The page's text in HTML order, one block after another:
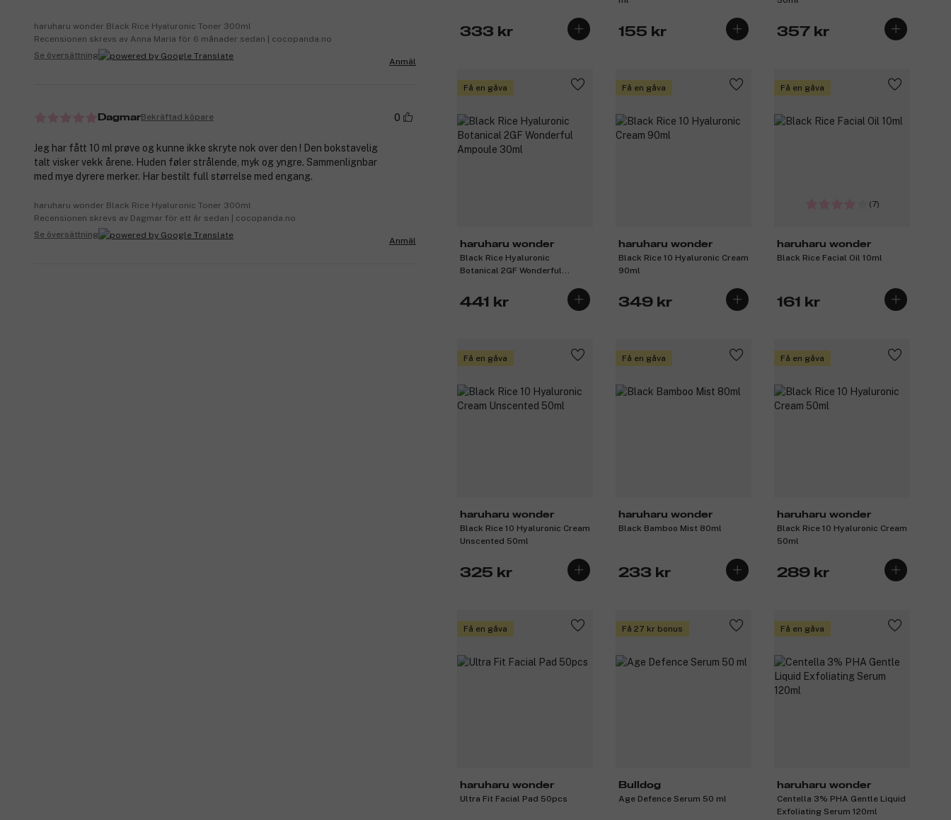
333 kr 155 kr 357 kr
Få en gåva
haruharu wonder
Black Rice Hyaluronic
Botanical 2GF Wonderful
441 kr
Få en gåva
haruharu wonder
Black Rice 10 Hyaluronic Cream
90ml
349 kr
Få en gåva
(7)
haruharu wonder
Black Rice Facial Oil 10ml
161 kr
Få en gåva
haruharu wonder
Black Rice 10 Hyaluronic Cream
Unscented 50ml
325 kr
Få en gåva
haruharu wonder
Black Bamboo Mist 80ml
233 kr
Få en gåva
haruharu wonder
Black Rice 10 Hyaluronic Cream
50ml
289 kr
Få en gåva
haruharu wonder
Ultra Fit Facial Pad 50pcs
Få 27 kr bonus
Bulldog
Age Defence Serum 50 ml
Få en gåva
haruharu wonder
Centella 3% PHA Gentle Liquid
Exfoliating Serum 120ml
haruharu wonder Black Rice Hyaluronic Toner 300ml
Recensionen skrevs av Anna Maria för 6 månader sedan | cocopanda.no
Se översättning
Anmäl
DagmarBekräftad köpare 0
Jeg har fått 10 ml prøve og kunne ikke skryte nok over den ! Den bokstavelig
talt visker vekk årene. Huden føler strålende, myk og yngre. Sammenlignbar
med mye dyrere merker. Har bestilt full størrelse med engang.
haruharu wonder Black Rice Hyaluronic Toner 300ml
Recensionen skrevs av Dagmar för ett år sedan | cocopanda.no
Se översättning
Anmäl